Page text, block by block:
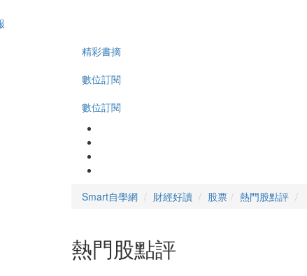
精彩書摘
數位訂閱
數位訂閱
Smart自學網 財經好讀 股票 熱門股點評
熱門股點評